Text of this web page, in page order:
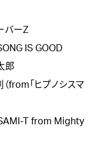
バーZ
IS GOOD
郎
「ヒプノシスマ
T from Mighty